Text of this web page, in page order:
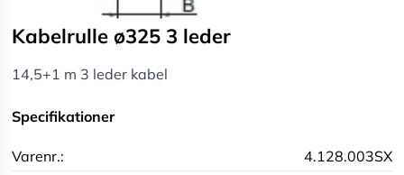
Kabelrulle ø325 3 leder
14,5+1 m 3 leder kabel
Specifikationer
Varenr.:
4.128.003SX